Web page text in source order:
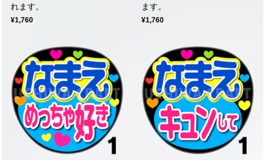
れます。
¥1,760
ます。
¥1,760